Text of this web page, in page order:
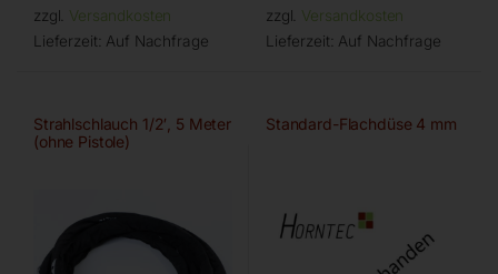
zzgl. Versandkosten
Lieferzeit: Auf Nachfrage
zzgl. Versandkosten
Lieferzeit: Auf Nachfrage
Strahlschlauch 1/2′, 5 Meter
(ohne Pistole)
Standard-Flachdüse 4 mm